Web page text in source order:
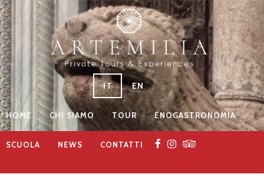
IT EN
HOME CHI SIAMO TOUR ENOGASTRONOMIA
SCUOLA NEWS CONTATTI